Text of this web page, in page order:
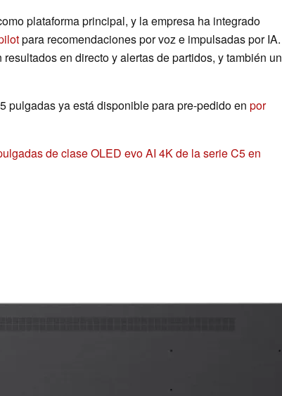
plataforma principal, y la empresa ha integrado
para recomendaciones por voz e impulsadas por IA.
en directo y alertas de partidos, y también un
pulgadas ya está disponible para pre-pedido en por
de clase OLED evo AI 4K de la serie C5 en